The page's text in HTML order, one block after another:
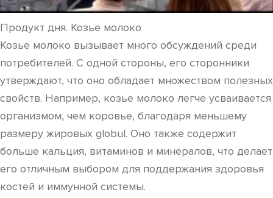
Продукт дня. Козье молоко
Козье молоко вызывает много обсуждений среди
потребителей. С одной стороны, его сторонники
утверждают, что оно обладает множеством полезных
свойств. Например, козье молоко легче усваивается
организмом, чем коровье, благодаря меньшему
размеру жировых globul. Оно также содержит
больше кальция, витаминов и минералов, что делает
его отличным выбором для поддержания здоровья
костей и иммунной системы.